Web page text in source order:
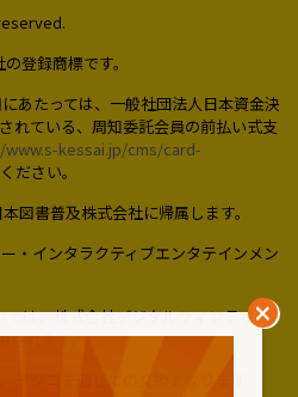
登録商標です。
あたっては、一般社団法人日本資金決
れている、周知委託会員の前払い式支
kessai.jp/cms/card-
ださい。
図書普及株式会社に帰属します。
・インタラクティブエンタテインメン
は、株式会社デジタルフィンテック
されます。
ジコを通じての交換となります